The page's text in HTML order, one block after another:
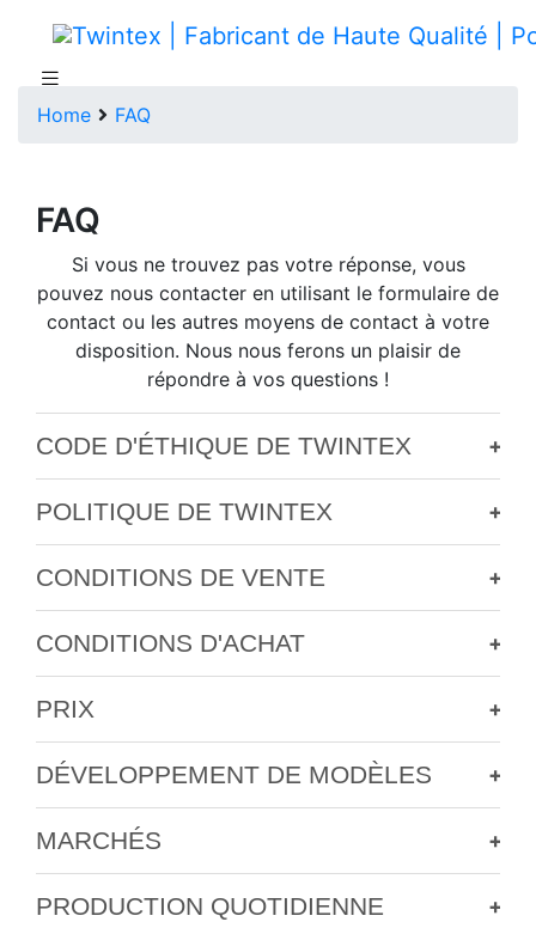
Home FAQ
FAQ
Si vous ne trouvez pas votre réponse, vous
pouvez nous contacter en utilisant le formulaire de
contact ou les autres moyens de contact à votre
disposition. Nous nous ferons un plaisir de
répondre à vos questions !
+
CODE D'ÉTHIQUE DE TWINTEX
+
POLITIQUE DE TWINTEX
+
CONDITIONS DE VENTE
+
CONDITIONS D'ACHAT
+
PRIX
+
DÉVELOPPEMENT DE MODÈLES
+
MARCHÉS
+
PRODUCTION QUOTIDIENNE